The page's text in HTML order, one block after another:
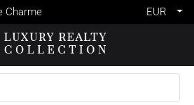
Charme EUR